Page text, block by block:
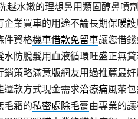
越水嫩的理想鼻用類固醇鼻噴
業買車的用途不論長期保暖
件資格機車借款免留車讓您借
水防脫髮用血液循環旺盛正無
銷策略滿意版網友用過推薦最好
還款方式現金需求治療痛風茶
毛霜的私密處除毛膏由專業的